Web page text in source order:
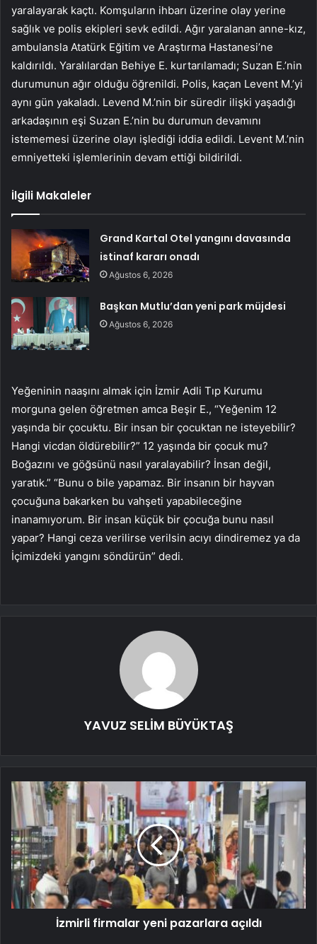
yaralayarak kaçtı. Komşuların ihbarı üzerine olay yerine
sağlık ve polis ekipleri sevk edildi. Ağır yaralanan anne-kız,
ambulansla Atatürk Eğitim ve Araştırma Hastanesi’ne
kaldırıldı. Yaralılardan Behiye E. kurtarılamadı; Suzan E.’nin
durumunun ağır olduğu öğrenildi. Polis, kaçan Levent M.’yi
aynı gün yakaladı. Levend M.’nin bir süredir ilişki yaşadığı
arkadaşının eşi Suzan E.’nin bu durumun devamını
istememesi üzerine olayı işlediği iddia edildi. Levent M.’nin
emniyetteki işlemlerinin devam ettiği bildirildi.
İlgili Makaleler
Grand Kartal Otel yangını davasında
istinaf kararı onadı
Ağustos 6, 2026
Başkan Mutlu’dan yeni park müjdesi
Ağustos 6, 2026
Yeğeninin naaşını almak için İzmir Adli Tıp Kurumu
morguna gelen öğretmen amca Beşir E., “Yeğenim 12
yaşında bir çocuktu. Bir insan bir çocuktan ne isteyebilir?
Hangi vicdan öldürebilir?” 12 yaşında bir çocuk mu?
Boğazını ve göğsünü nasıl yaralayabilir? İnsan değil,
yaratık.” “Bunu o bile yapamaz. Bir insanın bir hayvan
çocuğuna bakarken bu vahşeti yapabileceğine
inanamıyorum. Bir insan küçük bir çocuğa bunu nasıl
yapar? Hangi ceza verilirse verilsin acıyı dindiremez ya da
İçimizdeki yangını söndürün” dedi.
YAVUZ SELİM BÜYÜKTAŞ
İzmirli firmalar yeni pazarlara açıldı